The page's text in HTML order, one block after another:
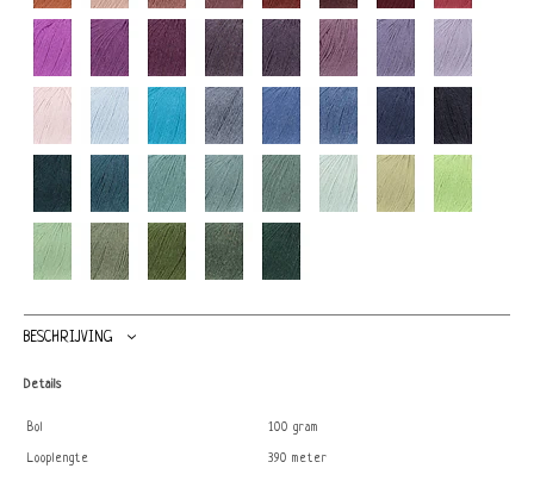
BESCHRIJVING
Details
Bol 100 gram
Looplengte 390 meter